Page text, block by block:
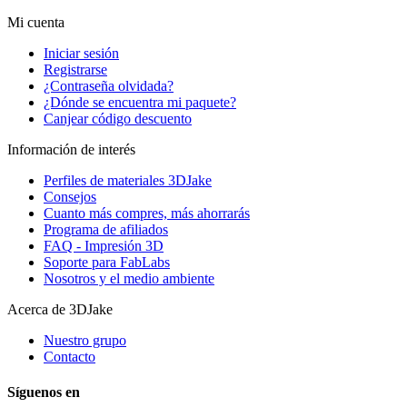
Mi cuenta
Iniciar sesión
Registrarse
¿Contraseña olvidada?
¿Dónde se encuentra mi paquete?
Canjear código descuento
Información de interés
Perfiles de materiales 3DJake
Consejos
Cuanto más compres, más ahorrarás
Programa de afiliados
FAQ - Impresión 3D
Soporte para FabLabs
Nosotros y el medio ambiente
Acerca de 3DJake
Nuestro grupo
Contacto
Síguenos en